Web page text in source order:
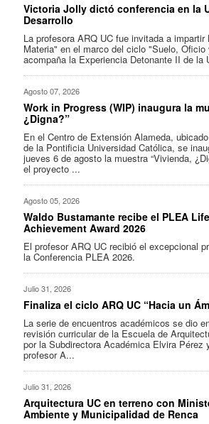
Victoria Jolly dictó conferencia en la
Desarrollo
La profesora ARQ UC fue invitada a impartir
Materia" en el marco del ciclo "Suelo, Oficio
acompaña la Experiencia Detonante II de la
Agosto 07, 2026
Work in Progress (WIP) inaugura la
¿Digna?”
En el Centro de Extensión Alameda,
de la Pontificia Universidad Católica, se
jueves 6 de agosto la muestra “Vivienda,
el proyecto ...
Agosto 05, 2026
Waldo Bustamante recibe el PLEA
Achievement Award 2026
El profesor ARQ UC recibió el excepcional
la Conferencia PLEA 2026.
Julio 31, 2026
Finaliza el ciclo ARQ UC “Hacia un
La serie de encuentros académicos se dio
revisión curricular de la Escuela de
por la Subdirectora Académica Elvira Pérez
profesor A...
Julio 31, 2026
Arquitectura UC en terreno con
Ambiente y Municipalidad de Renca